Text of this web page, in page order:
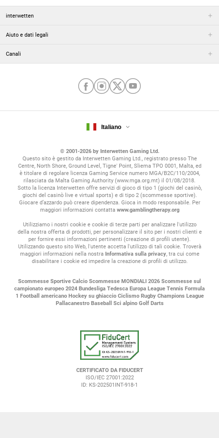
Accesso alla fase a eliminazione diretta: le prime otto squadre
squadre posizionate dal 9° al 24° posto si contendono un posto
eliminazione diretta. Le formazioni dal 25° al 36° posto vengono
invece eliminate.
Fasi conclusive: dagli ottavi in poi, la competizione segue il
vai avanti. Una partita secca che decide tutto. La squadra
vincitrice della Conference League si aggiudica un trofeo e un
stessa o per la Champions League.
Questo nuovo format ha fatto parlare parecchio, e promette
Le date chiave della stagione 2025/2026: per
non perdere gli eventi principali
Pianificare le tue scommesse conference league richiede una
profonda conoscenza delle tempistiche del torneo. La stagione
2025/2026 della Conference League si svolgerà per diversi mesi.
Ecco le date da non perdere:
Turni di qualificazione: si parte giovedì 10 luglio 2025 con i
preliminari.
Fase di campionato: dal 2 ottobre 2025 a metà dicembre. Qui
Turni di spareggio (play-off): a febbraio 2026 si decide chi va agli
ottavi.
Fasi finali: da marzo a maggio 2026, dagli ottavi alla finale.
La finale: mercoledì 27 maggio 2026 alla Red Bull Arena di Lipsia
definiranno, club come la Fiorentina o il Nottingham Forest
potrebbero emergere tra le favorite. Il bello della Conference
League è proprio questo: non sai mai cosa aspettarti.
Conference League quote: come orientarsi per le scommesse
interwetten
Aiuto e dati legali
Canali
Italiano
© 2001-2026 by Interwetten Gaming Ltd.
Questo sito è gestito da Interwetten Gaming Ltd., registrato presso The
Centre, North Shore, Ground Level, Tigne' Point, Sliema TPO 0001, Malta, ed
è titolare di regolare licenza Gaming Service numero MGA/B2C/110/2004,
rilasciata da Malta Gaming Authority (www.mga.org.mt) il 01/08/2018.
Sotto la licenza Interwetten offre servizi di gioco di tipo 1 (giochi del casinò,
giochi del casinò live e virtual sports) e di tipo 2 (scommesse sportive).
Giocare d’azzardo può creare dipendenza. Gioca in modo responsabile. Per
maggiori informazioni contatta www.gamblingtherapy.org
Utilizziamo i nostri cookie e cookie di terze parti per analizzare l'utilizzo
della nostra offerta di prodotti, per personalizzare il sito per i nostri clienti e
per fornire essi informazioni pertinenti (creazione di profili utente).
Utilizzando questo sito Web, l'utente accetta l'utilizzo di tali cookie. Troverà
maggiori informazioni nella nostra Informativa sulla privacy, tra cui come
disabilitare i cookie ed impedire la creazione di profili di utilizzo.
Scommesse Sportive Calcio Scommesse MONDIALI 2026 Scommesse sul
campionato europeo 2024 Bundesliga Tedesca Europa League Tennis Formula
1 Football americano Hockey su ghiaccio Ciclismo Rugby Champions League
Pallacanestro Baseball Sci alpino Golf Darts
CERTIFICATO DA FIDUCERT
ISO/IEC 27001:2022
ID: KS-202501INT-918-1